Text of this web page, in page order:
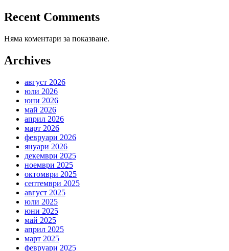
Recent Comments
Няма коментари за показване.
Archives
август 2026
юли 2026
юни 2026
май 2026
април 2026
март 2026
февруари 2026
януари 2026
декември 2025
ноември 2025
октомври 2025
септември 2025
август 2025
юли 2025
юни 2025
май 2025
април 2025
март 2025
февруари 2025